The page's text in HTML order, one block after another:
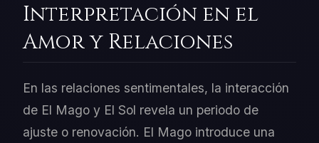
Interpretación en el
Amor y Relaciones
En las relaciones sentimentales, la interacción
de El Mago y El Sol revela un periodo de
ajuste o renovación. El Mago introduce una